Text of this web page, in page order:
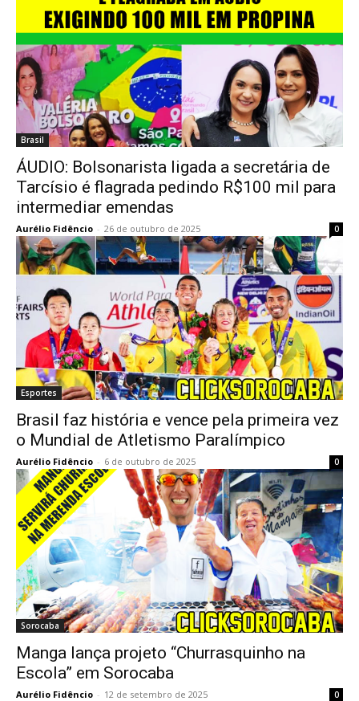
Brasil
ÁUDIO: Bolsonarista ligada a secretária de
Tarcísio é flagrada pedindo R$100 mil para
intermediar emendas
Aurélio Fidêncio - 26 de outubro de 2025 0
Esportes
Brasil faz história e vence pela primeira vez
o Mundial de Atletismo Paralímpico
Aurélio Fidêncio - 6 de outubro de 2025 0
Sorocaba
Manga lança projeto “Churrasquinho na
Escola” em Sorocaba
Aurélio Fidêncio - 12 de setembro de 2025 0